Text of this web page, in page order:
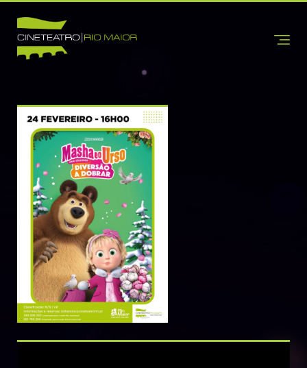
INÍCIO
CINETEATRO
SOBRE NÓS
CONTACTOS
INFORMAÇÕES
BILHETEIRA
CINEMA
TEATRO
DANÇA
MÚSICA
DIVERSOS